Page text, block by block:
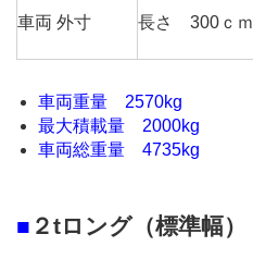
車両 外寸 長さ 300ｃｍ
車両重量 2570kg
最大積載量 2000kg
車両総重量 4735kg
■ ２tロング（標準幅）